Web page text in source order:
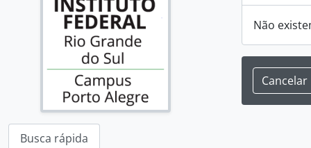
Busca rápida
Não
Cancelar